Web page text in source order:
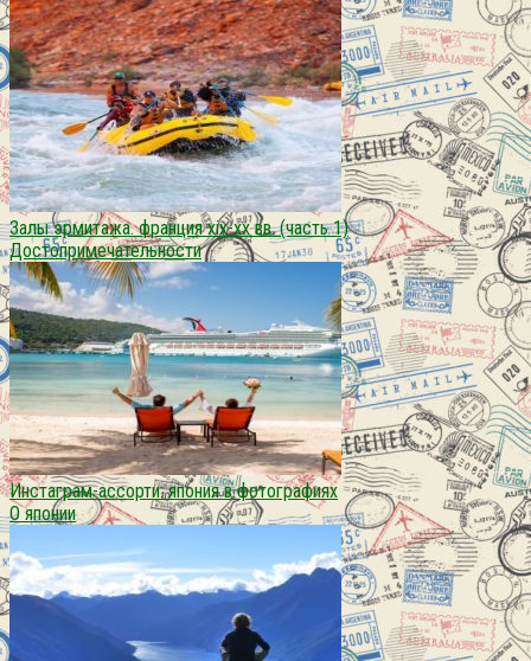
Залы эрмитажа. франция xix-xx вв. (часть 1)
Достопримечательности
Инстаграм-ассорти: япония в фотографиях
О японии